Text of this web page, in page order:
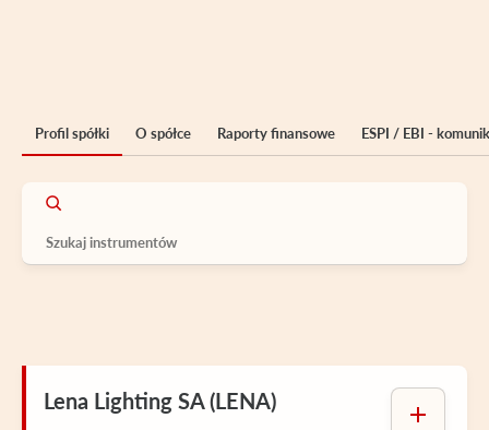
Profil spółki O spółce Raporty finansowe ESPI / EBI -
Lena Lighting SA (LENA)